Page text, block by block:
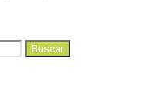
Buscar